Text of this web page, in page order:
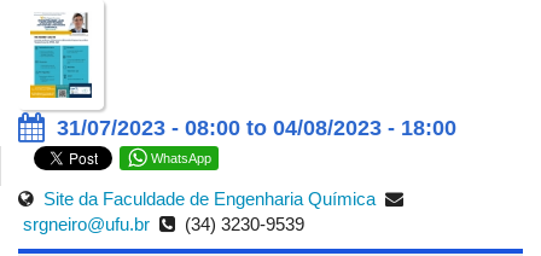
31/07/2023 - 08:00 to 04/08/2023 - 18:00
WhatsApp
Site da Faculdade de Engenharia Química
srgneiro@ufu.br
(34) 3230-9539